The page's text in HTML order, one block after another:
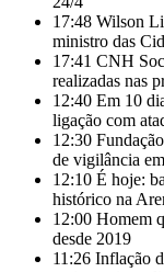
17:48 Wilson
ministro das
17:41 CNH
realizadas nas
12:40 Em 10
ligação com
12:30
de vigilância
12:10 É hoje:
histórico na
12:00 Homem
desde 2019
11:26 Inflação